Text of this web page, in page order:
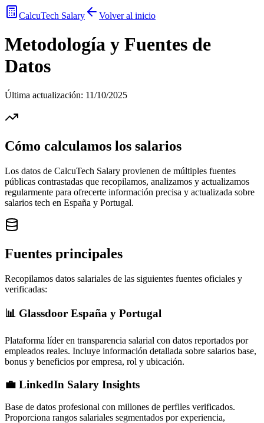
CalcuTech Salary Volver al inicio
Metodología y Fuentes de
Datos
Última actualización: 11/10/2025
Cómo calculamos los salarios
Los datos de CalcuTech Salary provienen de múltiples fuentes
públicas contrastadas que recopilamos, analizamos y actualizamos
regularmente para ofrecerte información precisa y actualizada sobre
salarios tech en España y Portugal.
Fuentes principales
Recopilamos datos salariales de las siguientes fuentes oficiales y
verificadas:
📊 Glassdoor España y Portugal
Plataforma líder en transparencia salarial con datos reportados por
empleados reales. Incluye información detallada sobre salarios base,
bonus y beneficios por empresa, rol y ubicación.
💼 LinkedIn Salary Insights
Base de datos profesional con millones de perfiles verificados.
Proporciona rangos salariales segmentados por experiencia,